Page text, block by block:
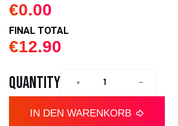
€0.00
FINAL TOTAL
€12.90
QUANTITY
IN DEN WARENKORB